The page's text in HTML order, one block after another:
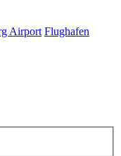
Airport Flughafen